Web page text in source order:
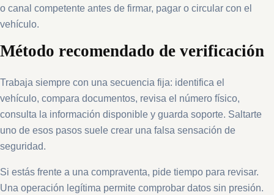
o canal competente antes de firmar, pagar o circular con el
vehículo.
Método recomendado de verificación
Trabaja siempre con una secuencia fija: identifica el
vehículo, compara documentos, revisa el número físico,
consulta la información disponible y guarda soporte. Saltarte
uno de esos pasos suele crear una falsa sensación de
seguridad.
Si estás frente a una compraventa, pide tiempo para revisar.
Una operación legítima permite comprobar datos sin presión.